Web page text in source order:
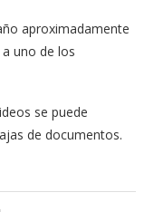
aproximadamente
uno de los
se puede
de documentos.